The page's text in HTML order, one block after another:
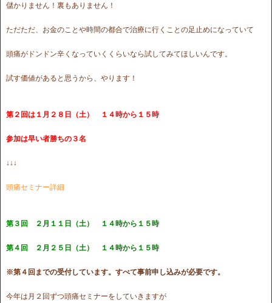
儲かりません！裏もありません！
ただただ、お金のことや時間の都合で治療に行くことの足止めになっていて
頭痛がドンドン辛くなっていくくらいなら試してみてほしいんです。
試す価値があると思うから、やります！
第２回は１月２８日（土） １４時から１５時
参加は早い者勝ちの３名
↓↓↓
頭痛セミナー詳細
第３回 ２月１１日（土） １４時から１５時
第４回 ２月２５日（土） １４時から１５時
※第４回までの受付しています。すべて事前申し込みが必要です。
今年は月２回ずつ頭痛セミナーをしていきますが